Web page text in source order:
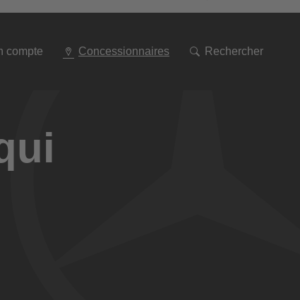
compte
Concessionnaires Rechercher
à